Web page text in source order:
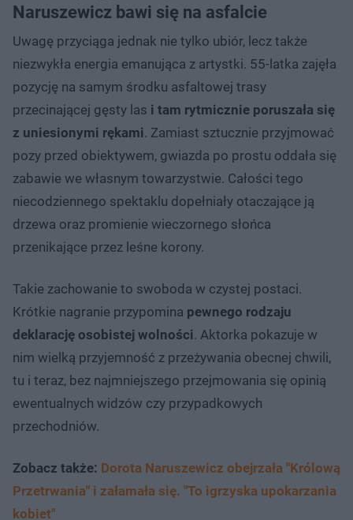
Naruszewicz bawi się na asfalcie
Uwagę przyciąga jednak nie tylko ubiór, lecz także
niezwykła energia emanująca z artystki. 55-latka zajęła
pozycję na samym środku asfaltowej trasy
przecinającej gęsty las i tam rytmicznie poruszała się
z uniesionymi rękami. Zamiast sztucznie przyjmować
pozy przed obiektywem, gwiazda po prostu oddała się
zabawie we własnym towarzystwie. Całości tego
niecodziennego spektaklu dopełniały otaczające ją
drzewa oraz promienie wieczornego słońca
przenikające przez leśne korony.
Takie zachowanie to swoboda w czystej postaci.
Krótkie nagranie przypomina pewnego rodzaju
deklarację osobistej wolności. Aktorka pokazuje w
nim wielką przyjemność z przeżywania obecnej chwili,
tu i teraz, bez najmniejszego przejmowania się opinią
ewentualnych widzów czy przypadkowych
przechodniów.
Zobacz także: Dorota Naruszewicz obejrzała "Królową
Przetrwania" i załamała się. "To igrzyska upokarzania
kobiet"